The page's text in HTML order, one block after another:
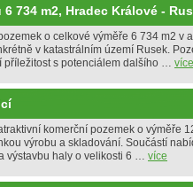
6 734 m2, Hradec Králové -
o celkové výměře 6 734 m2 v
v katastrálním území Rusek.
příležitost s potenciálem dalšího … více
komerční pozemek o výměře
výrobu a skladování. Součástí
výstavbu haly o velikosti 6 … více